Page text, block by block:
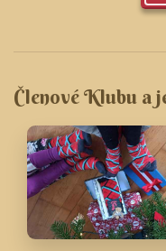
Členové Klubu a